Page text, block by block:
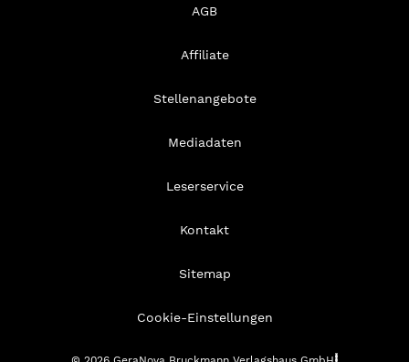
AGB
Affiliate
Stellenangebote
Mediadaten
Leserservice
Kontakt
Sitemap
Cookie-Einstellungen